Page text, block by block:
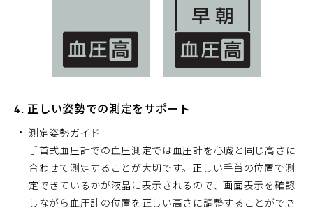
4. 正しい姿勢での測定をサポート
測定姿勢ガイド
手首式血圧計での血圧測定では血圧計を心臓と同じ高さに
合わせて測定することが大切です。正しい手首の位置で測
定できているかが液晶に表示されるので、画面表示を確認
しながら血圧計の位置を正しい高さに調整することができ